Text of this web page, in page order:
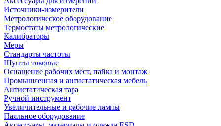
Источники-измерители
Метрологическое оборудование
Термостаты метрологические
Калибраторы
Меры
Стандарты частоты
Шунты токовые
Оснащение рабочих мест, пайка и монтаж
Промышленная и антистатическая мебель
Антистатическая тара
Ручной инструмент
Увеличительные и рабочие лампы
Паяльное оборудование